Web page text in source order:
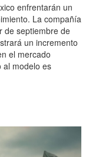
enfrentarán un
La compañía
de septiembre de
un incremento
el mercado
al modelo es